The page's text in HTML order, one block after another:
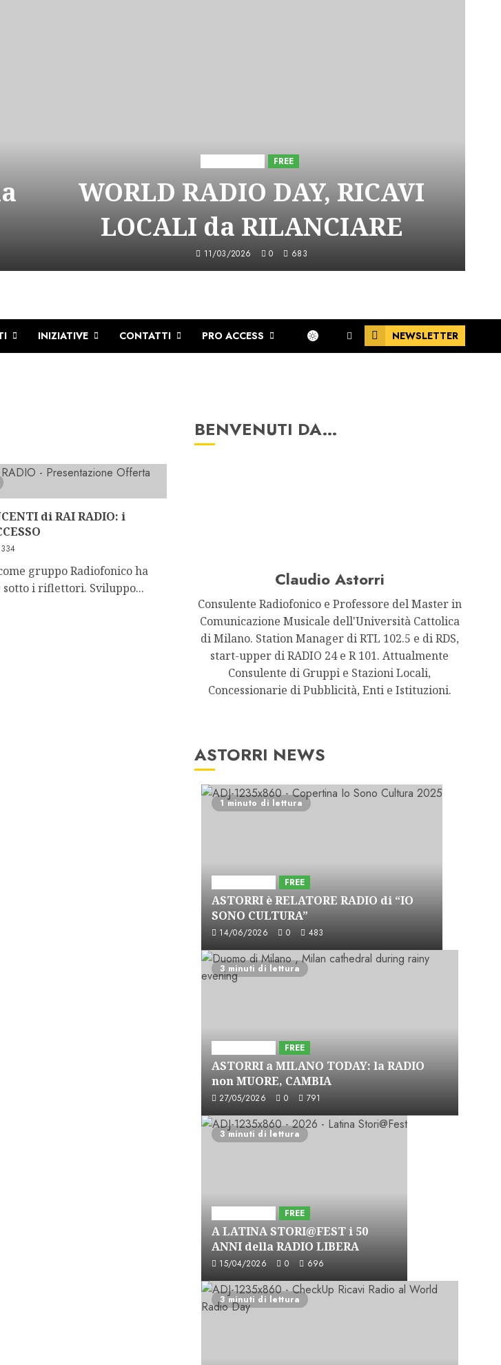
FREE
WORLD RADIO DAY, RICAVI
LOCALI da RILANCIARE
11/03/2026 0 683
INIZIATIVE CONTATTI PRO ACCESS NEWSLETTER
di RAI RADIO: i
gruppo Radiofonico ha
sotto i riflettori. Sviluppo...
BENVENUTI DA…
Claudio Astorri
Consulente Radiofonico e Professore del Master in
Comunicazione Musicale dell'Università Cattolica
di Milano. Station Manager di RTL 102.5 e di RDS,
start-upper di RADIO 24 e R 101. Attualmente
Consulente di Gruppi e Stazioni Locali,
Concessionarie di Pubblicità, Enti e Istituzioni.
ASTORRI NEWS
1 minuto di lettura
FREE
ASTORRI è RELATORE RADIO di “IO
SONO CULTURA”
14/06/2026 0 483
3 minuti di lettura
FREE
ASTORRI a MILANO TODAY: la RADIO
non MUORE, CAMBIA
27/05/2026 0 791
3 minuti di lettura
FREE
A LATINA STORI@FEST i 50
ANNI della RADIO LIBERA
15/04/2026 0 696
3 minuti di lettura